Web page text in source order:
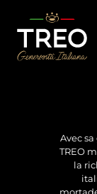
Avec
TREO
la